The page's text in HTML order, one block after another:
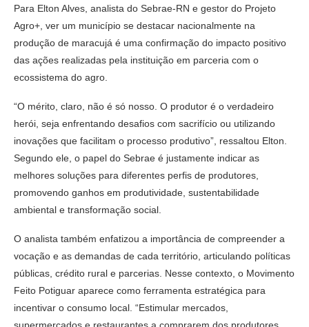
Para Elton Alves, analista do Sebrae-RN e gestor do Projeto
Agro+, ver um município se destacar nacionalmente na
produção de maracujá é uma confirmação do impacto positivo
das ações realizadas pela instituição em parceria com o
ecossistema do agro.
“O mérito, claro, não é só nosso. O produtor é o verdadeiro
herói, seja enfrentando desafios com sacrifício ou utilizando
inovações que facilitam o processo produtivo”, ressaltou Elton.
Segundo ele, o papel do Sebrae é justamente indicar as
melhores soluções para diferentes perfis de produtores,
promovendo ganhos em produtividade, sustentabilidade
ambiental e transformação social.
O analista também enfatizou a importância de compreender a
vocação e as demandas de cada território, articulando políticas
públicas, crédito rural e parcerias. Nesse contexto, o Movimento
Feito Potiguar aparece como ferramenta estratégica para
incentivar o consumo local. “Estimular mercados,